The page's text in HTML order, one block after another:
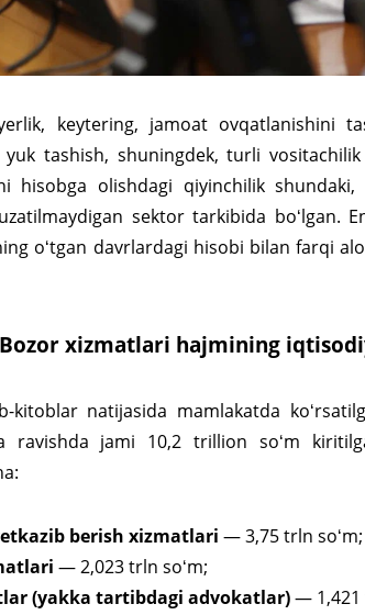
keytering, jamoat ovqatlanishini
tashish, shuningdek, turli
hisobga olishdagi qiyinchilik
sektor tarkibida boʻlgan.
oʻtgan davrlardagi hisobi bilan farqi
Bozor xizmatlari hajmining
kitoblar natijasida mamlakatda
ravishda jami 10,2 trillion soʻm
berish xizmatlari — 3,75 trln soʻm;
— 2,023 trln soʻm;
(yakka tartibdagi advokatlar)— 1,421